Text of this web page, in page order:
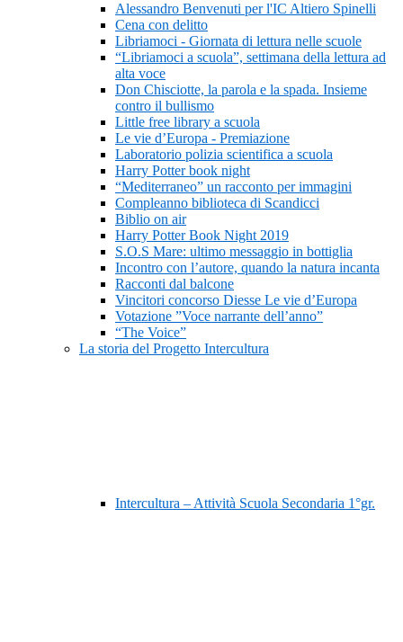
Alessandro Benvenuti per l'IC Altiero Spinelli
Cena con delitto
Libriamoci - Giornata di lettura nelle scuole
“Libriamoci a scuola”, settimana della lettura ad
alta voce
Don Chisciotte, la parola e la spada. Insieme
contro il bullismo
Little free library a scuola
Le vie d’Europa - Premiazione
Laboratorio polizia scientifica a scuola
Harry Potter book night
“Mediterraneo” un racconto per immagini
Compleanno biblioteca di Scandicci
Biblio on air
Harry Potter Book Night 2019
S.O.S Mare: ultimo messaggio in bottiglia
Incontro con l’autore, quando la natura incanta
Racconti dal balcone
Vincitori concorso Diesse Le vie d’Europa
Votazione ”Voce narrante dell’anno”
“The Voice”
La storia del Progetto Intercultura
Intercultura – Attività Scuola Secondaria 1°gr.